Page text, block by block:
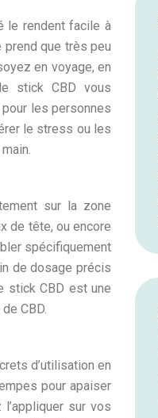
le rendent facile à
que très peu
en voyage, en
stick CBD vous
les personnes
le stress ou les
sur la zone
de tête, ou encore
spécifiquement
de dosage précis
stick CBD est une
CBD.
d’utilisation en
pour apaiser
sur vos